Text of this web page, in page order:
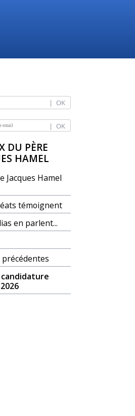
DU PÈRE
HAMEL
Jacques Hamel
témoignent
en parlent...
précédentes